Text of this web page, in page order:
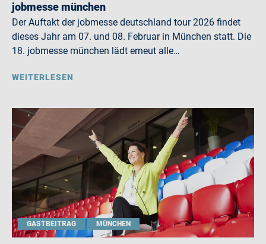
jobmesse münchen
Der Auftakt der jobmesse deutschland tour 2026 findet
dieses Jahr am 07. und 08. Februar in München statt. Die
18. jobmesse münchen lädt erneut alle…
WEITERLESEN
GASTBEITRAG MÜNCHEN